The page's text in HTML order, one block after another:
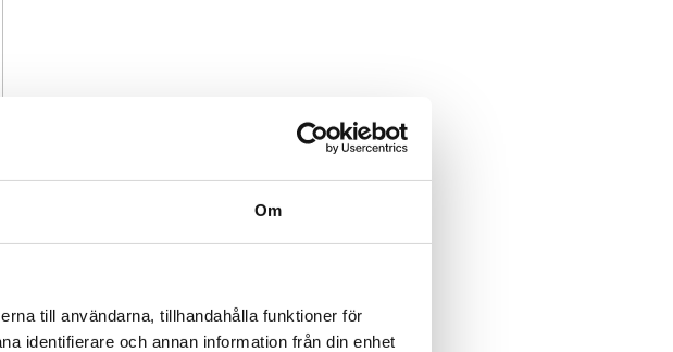
Om
till användarna, tillhandahålla funktioner för
identifierare och annan information från din enhet